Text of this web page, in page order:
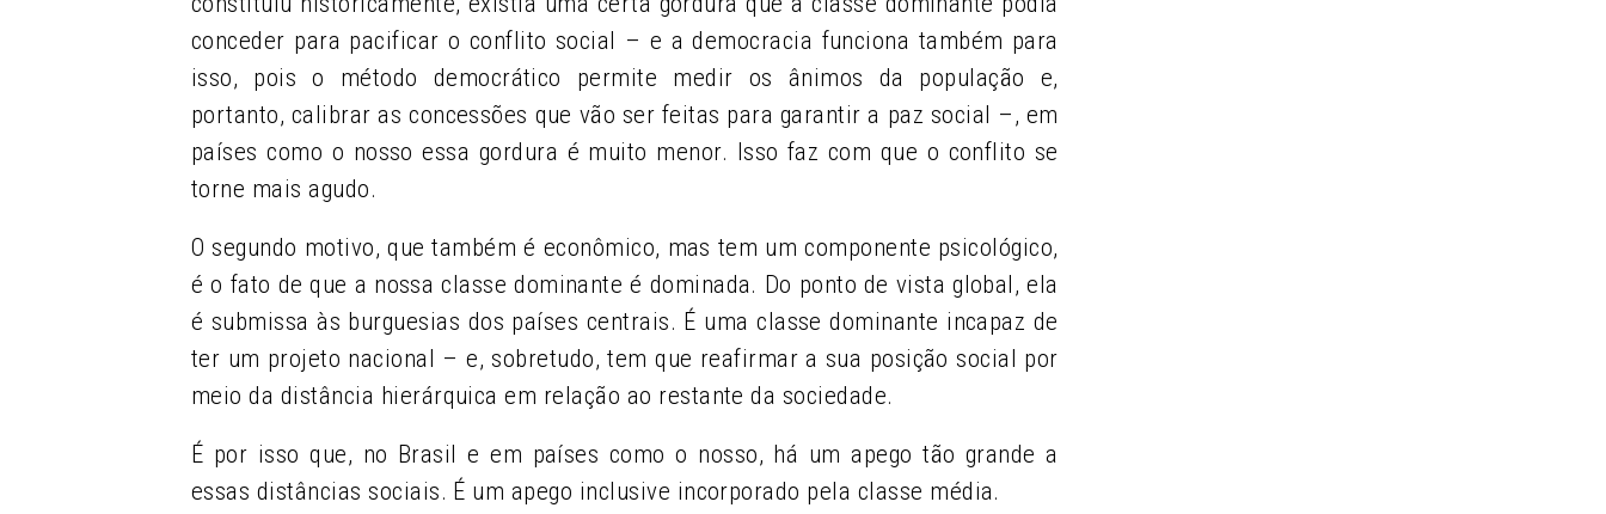
conceder para pacificar o conflito social – e a democracia funciona também para
isso, pois o método democrático permite medir os ânimos da população e,
portanto, calibrar as concessões que vão ser feitas para garantir a paz social –, em
países como o nosso essa gordura é muito menor. Isso faz com que o conflito se
torne mais agudo.
O segundo motivo, que também é econômico, mas tem um componente psicológico,
é o fato de que a nossa classe dominante é dominada. Do ponto de vista global, ela
é submissa às burguesias dos países centrais. É uma classe dominante incapaz de
ter um projeto nacional – e, sobretudo, tem que reafirmar a sua posição social por
meio da distância hierárquica em relação ao restante da sociedade.
É por isso que, no Brasil e em países como o nosso, há um apego tão grande a
essas distâncias sociais. É um apego inclusive incorporado pela classe média.